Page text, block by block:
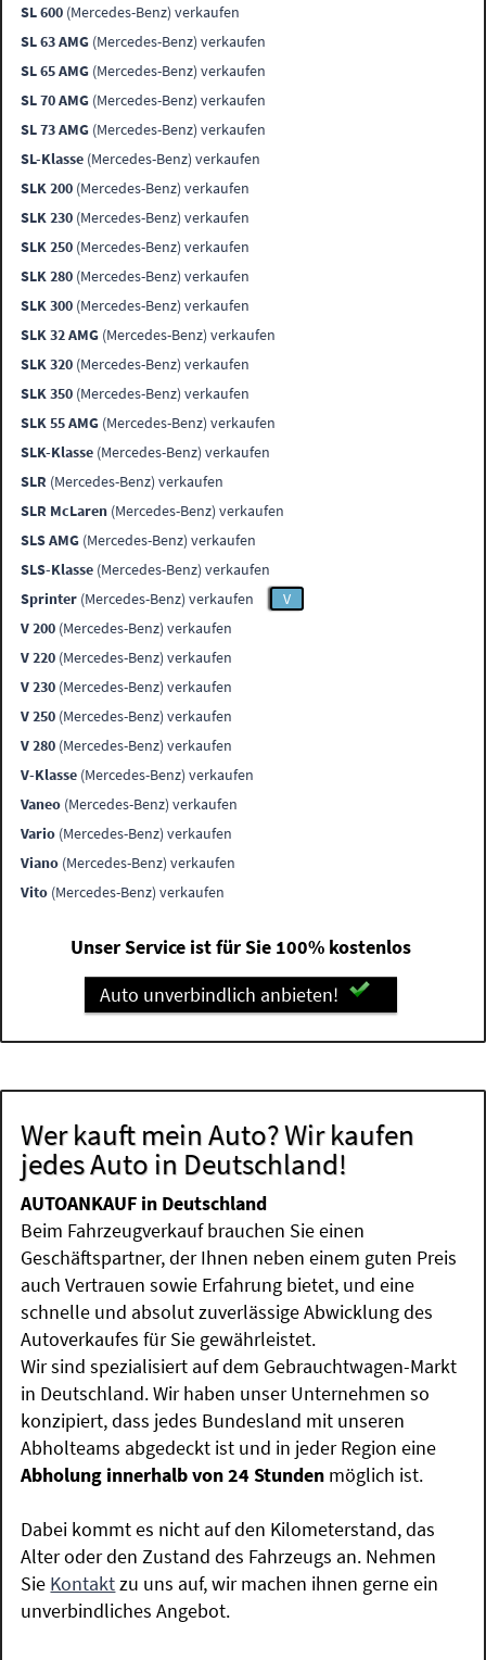
SL 600 (Mercedes-Benz) verkaufen
SL 63 AMG (Mercedes-Benz) verkaufen
SL 65 AMG (Mercedes-Benz) verkaufen
SL 70 AMG (Mercedes-Benz) verkaufen
SL 73 AMG (Mercedes-Benz) verkaufen
SL-Klasse (Mercedes-Benz) verkaufen
SLK 200 (Mercedes-Benz) verkaufen
SLK 230 (Mercedes-Benz) verkaufen
SLK 250 (Mercedes-Benz) verkaufen
SLK 280 (Mercedes-Benz) verkaufen
SLK 300 (Mercedes-Benz) verkaufen
SLK 32 AMG (Mercedes-Benz) verkaufen
SLK 320 (Mercedes-Benz) verkaufen
SLK 350 (Mercedes-Benz) verkaufen
SLK 55 AMG (Mercedes-Benz) verkaufen
SLK-Klasse (Mercedes-Benz) verkaufen
SLR (Mercedes-Benz) verkaufen
SLR McLaren (Mercedes-Benz) verkaufen
SLS AMG (Mercedes-Benz) verkaufen
SLS-Klasse (Mercedes-Benz) verkaufen
Sprinter (Mercedes-Benz) verkaufen
V
V 200 (Mercedes-Benz) verkaufen
V 220 (Mercedes-Benz) verkaufen
V 230 (Mercedes-Benz) verkaufen
V 250 (Mercedes-Benz) verkaufen
V 280 (Mercedes-Benz) verkaufen
V-Klasse (Mercedes-Benz) verkaufen
Vaneo (Mercedes-Benz) verkaufen
Vario (Mercedes-Benz) verkaufen
Viano (Mercedes-Benz) verkaufen
Vito (Mercedes-Benz) verkaufen
Unser Service ist für Sie 100% kostenlos
Auto unverbindlich anbieten!
Wer kauft mein Auto? Wir kaufen
jedes Auto in Deutschland!
AUTOANKAUF in Deutschland
Beim Fahrzeugverkauf brauchen Sie einen
Geschäftspartner, der Ihnen neben einem guten Preis
auch Vertrauen sowie Erfahrung bietet, und eine
schnelle und absolut zuverlässige Abwicklung des
Autoverkaufes für Sie gewährleistet.
Wir sind spezialisiert auf dem Gebrauchtwagen-Markt
in Deutschland. Wir haben unser Unternehmen so
konzipiert, dass jedes Bundesland mit unseren
Abholteams abgedeckt ist und in jeder Region eine
Abholung innerhalb von 24 Stunden möglich ist.
Dabei kommt es nicht auf den Kilometerstand, das
Alter oder den Zustand des Fahrzeugs an. Nehmen
Sie Kontaktzu uns auf, wir machen ihnen gerne ein
unverbindliches Angebot.